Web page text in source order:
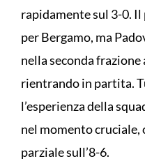
rapidamente sul 3-0.
per Bergamo, ma
nella seconda frazione
rientrando in partita.
l’esperienza della
nel momento cruciale,
parziale sull’8-6.